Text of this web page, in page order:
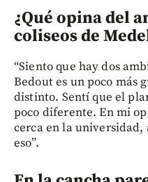
¿Qué opina del
coliseos de
“Siento que hay dos
Bedout es un poco más
distinto. Sentí que el
poco diferente. En mi
cerca en la universidad,
eso”.